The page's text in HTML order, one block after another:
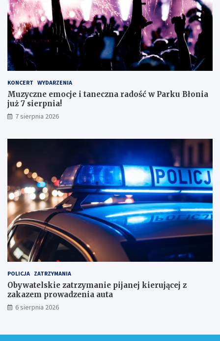
o
s
k
o
n
a
ł
m
i
w
y
n
k
a
m
!
KONCERT WYDARZENIA
Muzyczne emocje i taneczna radość w Parku Błonia
już 7 sierpnia!
7 sierpnia 2026
POLICJA ZATRZYMANIA
Obywatelskie zatrzymanie pijanej kierującej z
zakazem prowadzenia auta
6 sierpnia 2026